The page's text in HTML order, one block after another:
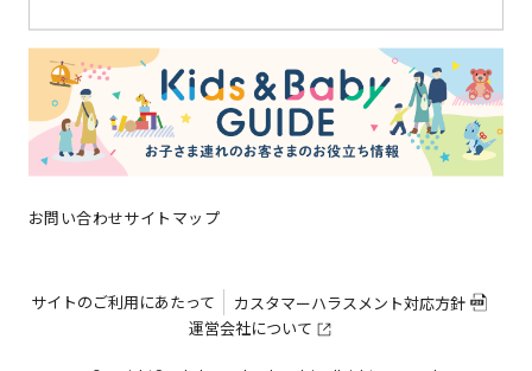
お問い合わせサイトマップ
よくある質問
横浜ランドマークタワーについ SDGsの取り組み
サイトマップ
サイトのご利用にあたって
カスタマーハラスメント対応方針
運営会社について